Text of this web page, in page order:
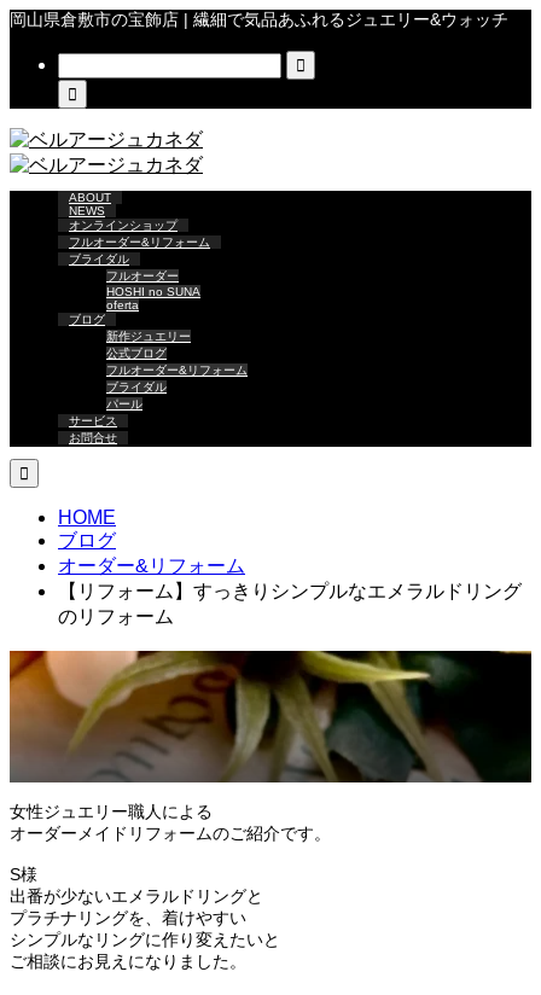
岡山県倉敷市の宝飾店 | 繊細で気品あふれるジュエリー&ウォッチ


ABOUT
NEWS
オンラインショップ
フルオーダー&リフォーム
ブライダル
フルオーダー
HOSHI no SUNA
oferta
ブログ
新作ジュエリー
公式ブログ
フルオーダー&リフォーム
ブライダル
パール
サービス
お問合せ

HOME
ブログ
オーダー&リフォーム
【リフォーム】すっきりシンプルなエメラルドリング
のリフォーム
2022.04.05
オーダー&リフォーム
女性ジュエリー職人による
オーダーメイドリフォームのご紹介です。
S様
出番が少ないエメラルドリングと
プラチナリングを、着けやすい
シンプルなリングに作り変えたいと
ご相談にお見えになりました。